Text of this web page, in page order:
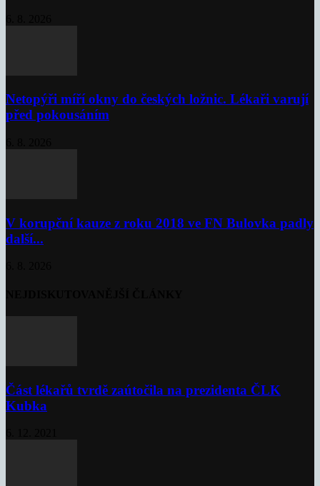
Netopýři míří okny do českých ložnic. Lékaři varují
před pokousáním
V korupční kauze z roku 2018 ve FN Bulovka padly
další...
Část lékařů tvrdě zaútočila na prezidenta ČLK
Kubka